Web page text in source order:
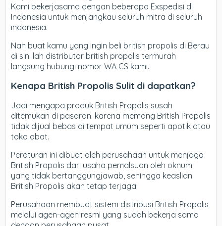
Kami bekerjasama dengan beberapa Exspedisi di
Indonesia untuk menjangkau seluruh mitra di seluruh
indonesia.
Nah buat kamu yang ingin beli british propolis di Berau
di sini lah distributor british propolis termurah
langsung hubungi nomor WA CS kami.
Kenapa British Propolis Sulit di dapatkan?
Jadi mengapa produk British Propolis susah
ditemukan di pasaran. karena memang British Propolis
tidak dijual bebas di tempat umum seperti apotik atau
toko obat.
Peraturan ini dibuat oleh perusahaan untuk menjaga
British Propolis dari usaha pemalsuan oleh oknum
yang tidak bertanggungjawab, sehingga keaslian
British Propolis akan tetap terjaga
Perusahaan membuat sistem distribusi British Propolis
melalui agen-agen resmi yang sudah bekerja sama